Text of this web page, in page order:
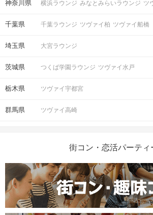
神奈川県 横浜ラウンジ みなとみらいラウンジ ツ
千葉県 千葉ラウンジ ツヴァイ柏 ツヴァイ船橋
埼玉県 大宮ラウンジ
茨城県 つくば学園ラウンジ ツヴァイ水戸
栃木県 ツヴァイ宇都宮
群馬県 ツヴァイ高崎
街コン・恋活パーティ